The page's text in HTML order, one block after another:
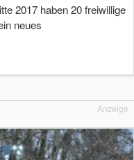
2017 haben 20 freiwillige
neues
Anzeige